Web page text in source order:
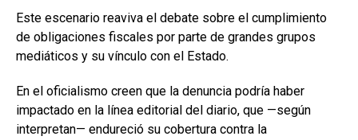
Este escenario reaviva el debate sobre el cumplimiento
de obligaciones fiscales por parte de grandes grupos
mediáticos y su vínculo con el Estado.
En el oficialismo creen que la denuncia podría haber
impactado en la línea editorial del diario, que —según
interpretan— endureció su cobertura contra la